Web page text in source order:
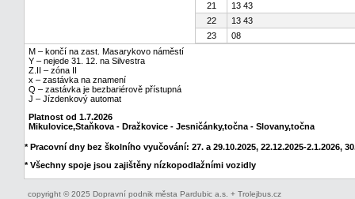
21
13 43
22
13 43
23
08
M – končí na zast. Masarykovo náměstí
Y – nejede 31. 12. na Silvestra
Z.II – zóna II
x – zastávka na znamení
Q – zastávka je bezbariérově přístupná
J – Jízdenkový automat
Platnost od 1.7.2026
Mikulovice,Staňkova - Dražkovice - Jesničánky,točna - Slovany,točna
* Pracovní dny bez školního vyučování: 27. a 29.10.2025, 22.12.2025-2.1.2026,
* Všechny spoje jsou zajištěny nízkopodlažními vozidly
copyright © 2025 Dopravní podnik města Pardubic a.s. + Trolejbus.cz